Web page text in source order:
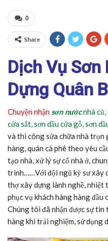
0
Share
Dịch Vụ Sơn
Dựng Quân
Chuyện nhận sơn nướcnhà cũ,
cửa sắt, sơn dầu cửa gỗ, sơn
và thi công sửa chữa nhà trọn
hàng, quán cà phê theo yêu
tạo nhà, xử lý sự cố nhà ở,
trình……Với đội ngũ kỹ sư xây
thợ xây dựng lành nghề, nhiệt
phục vụ khách hàng hàng
Chúng tôi đã nhận được sự tin
hàng khi trải nghiệm, sử dụng